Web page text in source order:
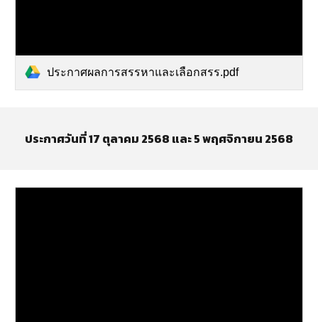
ประกาศผลการสรรหาและเลือกสรร.pdf
ประกาศวันที่ 17 ตุลาคม 2568 และ 5 พฤศจิกายน 2568